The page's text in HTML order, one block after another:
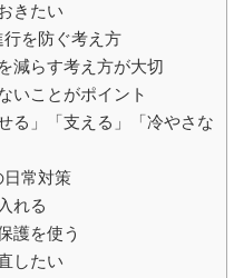
きたい
を防ぐ考え方
減らす考え方が大切
いことがポイント
る」「支える」「冷やさな
日常対策
れる
護を使う
したい